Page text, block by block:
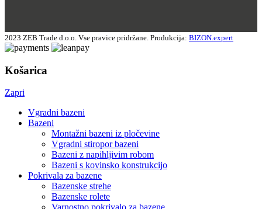
2023 ZEB Trade d.o.o. Vse pravice pridržane. Produkcija: BIZON.expert
Košarica
Zapri
Vgradni bazeni
Bazeni
Montažni bazeni iz pločevine
Vgradni stiropor bazeni
Bazeni z napihljivim robom
Bazeni s kovinsko konstrukcijo
Pokrivala za bazene
Bazenske strehe
Bazenske rolete